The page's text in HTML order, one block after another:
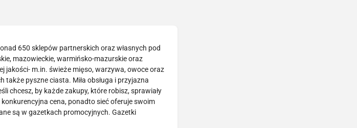
650 sklepów partnerskich oraz własnych pod
mazowieckie, warmińsko-mazurskie oraz
jakości- m.in. świeże mięso, warzywa, owoce oraz
także pyszne ciasta. Miła obsługa i przyjazna
chcesz, by każde zakupy, które robisz, sprawiały
cena, ponadto sieć oferuje swoim
są w gazetkach promocyjnych. Gazetki